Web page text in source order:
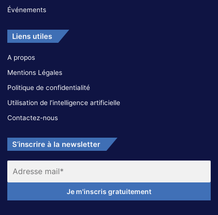
Événements
Liens utiles
A propos
Mentions Légales
Politique de confidentialité
Utilisation de l’intelligence artificielle
Contactez-nous
S’inscrire à la newsletter